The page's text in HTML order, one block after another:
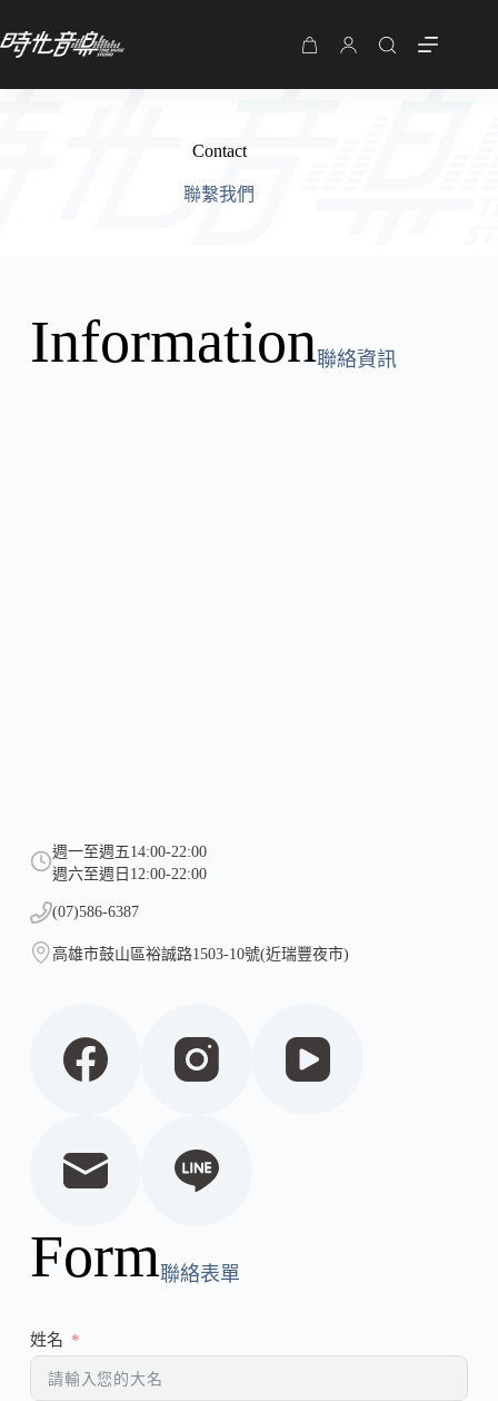
購
物
Contact
聯繫我們
Information聯絡資訊
週一至週五14:00-22:00
週六至週日12:00-22:00
(07)586-6387
高雄市鼓山區裕誠路1503-10號(近瑞豐夜市)
Form聯絡表單
姓名